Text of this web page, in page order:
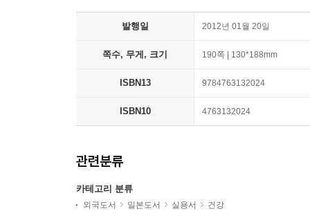
발행일 2012년 01월 20일
쪽수, 무게, 크기 190쪽 | 130*188mm
ISBN13 9784763132024
ISBN10 4763132024
관련분류
카테고리 분류
외국도서 일본도서 실용서 건강